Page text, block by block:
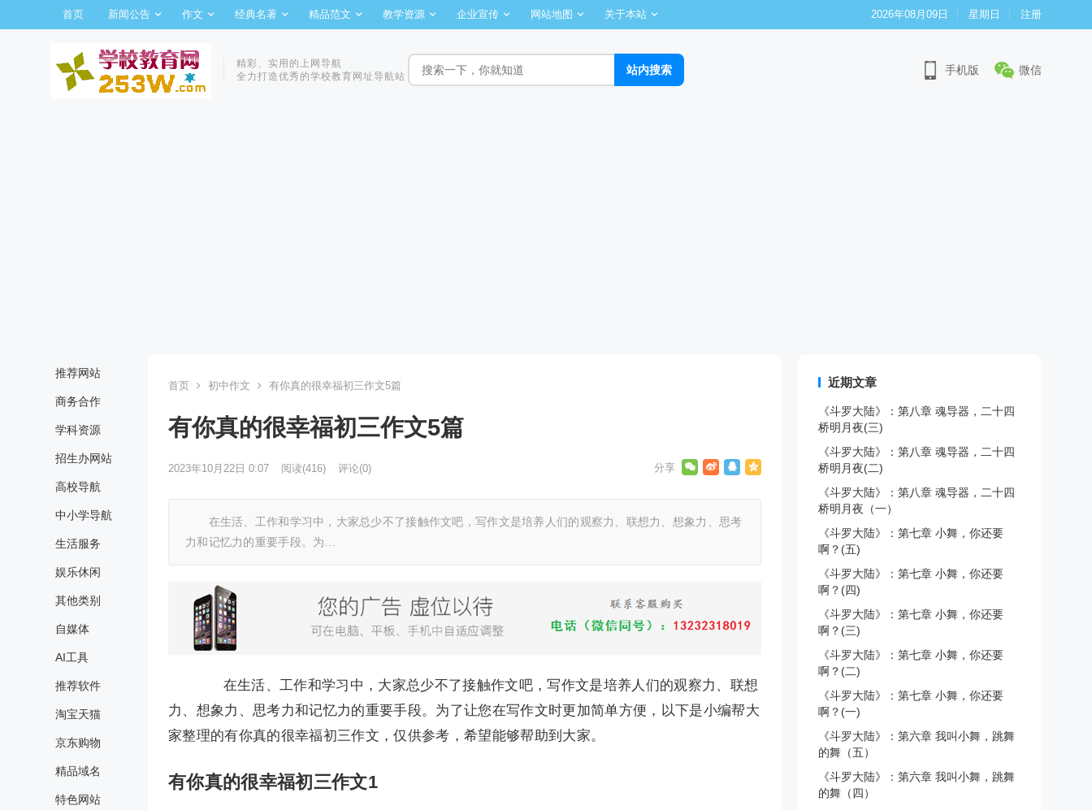
首页 新闻公告 作文 经典名著 精品范文 教学资源 企业宣传 网站地图 关于本站 2026年08月09日 星期日 注册
精彩、实用的上网导航
全力打造优秀的学校教育网址导航站
手机版 微信
推荐网站
商务合作
学科资源
招生办网站
高校导航
中小学导航
生活服务
娱乐休闲
其他类别
自媒体
AI工具
推荐软件
淘宝天猫
京东购物
精品域名
特色网站
首页 初中作文 有你真的很幸福初三作文5篇
有你真的很幸福初三作文5篇
2023年10月22日 0:07 阅读(416) 评论(0)
在生活、工作和学习中，大家总少不了接触作文吧，写作文是培养人们的观察力、联想力、想象力、思考
力和记忆力的重要手段。为…
在生活、工作和学习中，大家总少不了接触作文吧，写作文是培养人们的观察力、联想
力、想象力、思考力和记忆力的重要手段。为了让您在写作文时更加简单方便，以下是小编帮大
家整理的有你真的很幸福初三作文，仅供参考，希望能够帮助到大家。
有你真的很幸福初三作文1
近期文章
《斗罗大陆》：第八章 魂导器，二十四
桥明月夜(三)
《斗罗大陆》：第八章 魂导器，二十四
桥明月夜(二)
《斗罗大陆》：第八章 魂导器，二十四
桥明月夜（一）
《斗罗大陆》：第七章 小舞，你还要
啊？(五)
《斗罗大陆》：第七章 小舞，你还要
啊？(四)
《斗罗大陆》：第七章 小舞，你还要
啊？(三)
《斗罗大陆》：第七章 小舞，你还要
啊？(二)
《斗罗大陆》：第七章 小舞，你还要
啊？(一)
《斗罗大陆》：第六章 我叫小舞，跳舞
的舞（五）
《斗罗大陆》：第六章 我叫小舞，跳舞
的舞（四）